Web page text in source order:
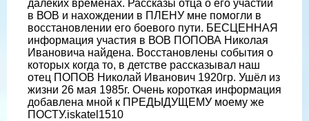
далёких временах. Рассказы отца о его участии
в ВОВ и нахождении в ПЛЕНУ мне помогли в
восстановлении его боевого пути. БЕСЦЕННАЯ
информация участия в ВОВ ПОПОВА Николая
Ивановича найдена. Восстановлены события о
которых когда то, в детстве рассказывал наш
отец ПОПОВ Николай Иванович 1920гр. Ушёл из
жизни 26 мая 1985г. Очень короткая информация
добавлена мной к ПРЕДЫДУЩЕМУ моему же
ПОСТУ.iskatel1510